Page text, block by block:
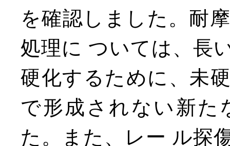
を確認しました。耐
処理に ついては、長
硬化するために、未
で形成されない新た
た。また、レー ル探